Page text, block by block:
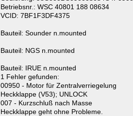
Betriebsnr.: WSC 40801 188 08634
VCID: 7BF1F3DF4375
Bauteil: Sounder n.mounted
Bauteil: NGS n.mounted
Bauteil: IRUE n.mounted
1 Fehler gefunden:
00950 - Motor für Zentralverriegelung
Heckklappe (V53); UNLOCK
007 - Kurzschluß nach Masse
Heckklappe geht ohne Probleme.